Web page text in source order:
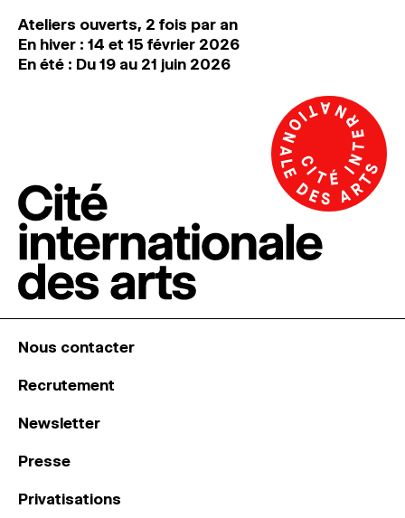
Ateliers ouverts, 2 fois par an
En hiver : 14 et 15 février 2026
En été : Du 19 au 21 juin 2026
Nous contacter
Recrutement
Newsletter
Presse
Privatisations